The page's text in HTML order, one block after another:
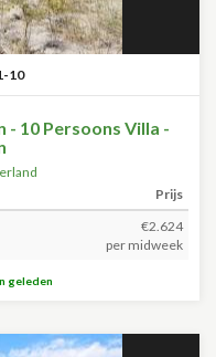
10
10 Persoons Villa -
Prijs
€2.624
per midweek
geleden